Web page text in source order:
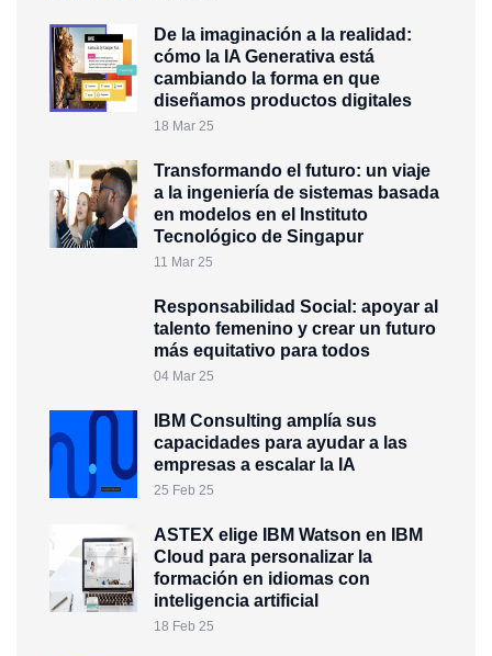
De la imaginación a la realidad:
cómo la IA Generativa está
cambiando la forma en que
diseñamos productos digitales
18 Mar 25
Transformando el futuro: un viaje
a la ingeniería de sistemas basada
en modelos en el Instituto
Tecnológico de Singapur
11 Mar 25
Responsabilidad Social: apoyar al
talento femenino y crear un futuro
más equitativo para todos
04 Mar 25
IBM Consulting amplía sus
capacidades para ayudar a las
empresas a escalar la IA
25 Feb 25
ASTEX elige IBM Watson en IBM
Cloud para personalizar la
formación en idiomas con
inteligencia artificial
18 Feb 25